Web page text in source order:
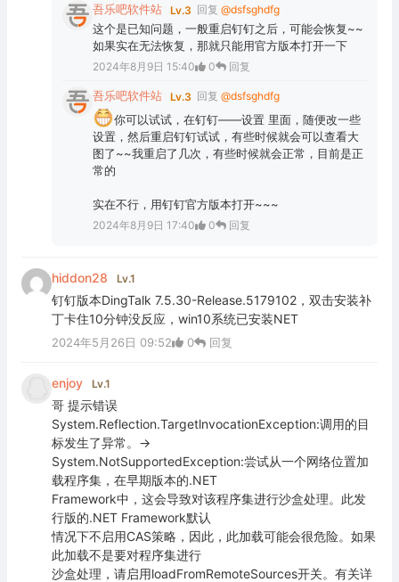
吾乐吧软件站 Lv.3 回复 @dsfsghdfg
这个是已知问题，一般重启钉钉之后，可能会恢复~~
如果实在无法恢复，那就只能用官方版本打开一下
2024年8月9日 15:40 0 回复
吾乐吧软件站 Lv.3 回复 @dsfsghdfg
你可以试试，在钉钉——设置 里面，随便改一些
设置，然后重启钉钉试试，有些时候就会可以查看大
图了~~我重启了几次，有些时候就会正常，目前是正
常的
实在不行，用钉钉官方版本打开~~~
2024年8月9日 17:40 0 回复
hiddon28 Lv.1
钉钉版本DingTalk 7.5.30-Release.5179102，双击安装补
丁卡住10分钟没反应，win10系统已安装NET
2024年5月26日 09:52 0 回复
enjoy Lv.1
哥 提示错误
System.Reflection.TargetlnvocationException:调用的目
标发生了异常。->
System.NotSupportedException:尝试从一个网络位置加
载程序集，在早期版本的.NET
Framework中，这会导致对该程序集进行沙盒处理。此发
行版的.NET Framework默认
情况下不启用CAS策略，因此，此加载可能会很危险。如果
此加载不是要对程序集进行
沙盒处理，请启用loadFromRemoteSources开关。有关详